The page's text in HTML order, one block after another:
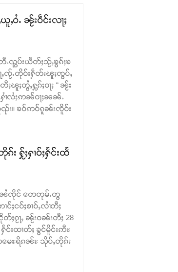
ဝႆႉ ၼႂ်းဝဵင်းလႃႈ
ႉၺွပ်းယဵတ်ႈသႂ်ႇၶွၵ်ႈၶ
ႉတိုဝ်းႁဵတ်းၽူႈၸွပ်ႇ
ၽူႈတွႆႇႁွၵ်ႈဝႃႈ “ ၼႂ်း
ႁၢႆလႆႈဢၼ်ဝႃႈၼၼ်ႉ
း။ ၶဝ်ဢဝ်ၵူၼ်းၸိူဝ်း
ႁႂ်ႈႁၢဝ်ႈႁႅင်းထႅ
းၼႆၸိုင် တေတုမ်ႉတွ
င်ႈငဝ်ႈၶၢဝ်ႇလၢႆတီႈ
ႈၵႂႃႇ ၼႂ်းဝၼ်းတီႈ 28
င်းထၢတ်ႈ ၶွင်မိူင်းဢီႊ
ေႊရိၵၼ်ႊ သိုပ်ႇတိုၵ်း